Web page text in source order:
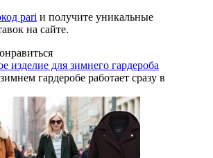
pari и получите уникальные
на сайте.
изделие для зимнего гардероба
гардеробе работает сразу в